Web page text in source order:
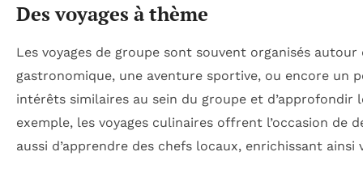
Des voyages à thème
Les voyages de groupe sont souvent organisés
gastronomique, une aventure sportive, ou encore un
intérêts similaires au sein du groupe et
exemple, les voyages culinaires offrent l’occasion de
aussi d’apprendre des chefs locaux, enrichissant